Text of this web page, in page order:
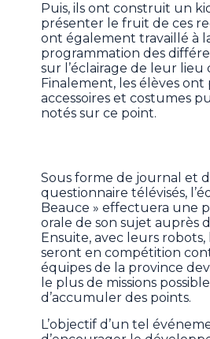
Puis, ils ont construit un
présenter le fruit de ces
ont également travaillé à
programmation des
sur l’éclairage de leur lieu
Finalement, les élèves ont
accessoires et costumes
notés sur ce point.
Sous forme de journal et
questionnaire télévisés,
Beauce » effectuera une
orale de son sujet auprès
Ensuite, avec leurs robots,
seront en compétition
équipes de la province
le plus de missions
d’accumuler des points.
L’objectif d’un tel